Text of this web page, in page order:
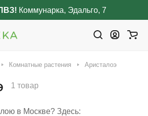
Коммунарка, Эдальго, 7
Комнатные растения Аристалоэ
1 товар
в Москве? Здесь: